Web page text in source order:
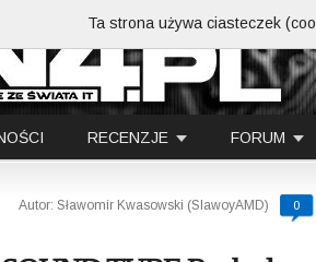
RECENZJE FORUM
Autor: Sławomir Kwasowski (SlawoyAMD) 0
Ta strona używa ciasteczek